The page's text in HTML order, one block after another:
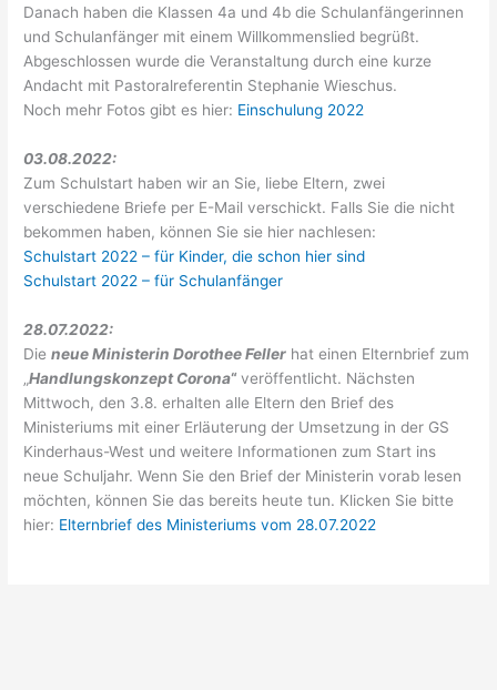
Danach haben die Klassen 4a und 4b die Schulanfängerinnen
und Schulanfänger mit einem Willkommenslied begrüßt.
Abgeschlossen wurde die Veranstaltung durch eine kurze
Andacht mit Pastoralreferentin Stephanie Wieschus.
Noch mehr Fotos gibt es hier: Einschulung 2022
03.08.2022:
Zum Schulstart haben wir an Sie, liebe Eltern, zwei
verschiedene Briefe per E-Mail verschickt. Falls Sie die nicht
bekommen haben, können Sie sie hier nachlesen:
Schulstart 2022 – für Kinder, die schon hier sind
Schulstart 2022 – für Schulanfänger
28.07.2022:
Dieneue Ministerin Dorothee Feller hat einen Elternbrief zum
„Handlungskonzept Corona“veröffentlicht. Nächsten
Mittwoch, den 3.8. erhalten alle Eltern den Brief des
Ministeriums mit einer Erläuterung der Umsetzung in der GS
Kinderhaus-West und weitere Informationen zum Start ins
neue Schuljahr. Wenn Sie den Brief der Ministerin vorab lesen
möchten, können Sie das bereits heute tun. Klicken Sie bitte
hier: Elternbrief des Ministeriums vom 28.07.2022